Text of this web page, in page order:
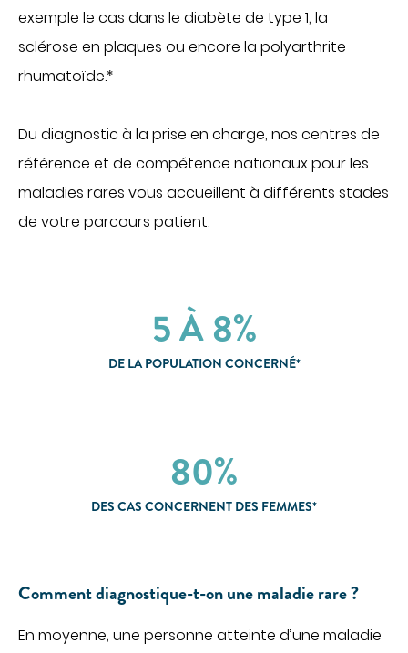
FR EN
Soins palliatifs
Ville-hôpital
CHIRURGIE
Chirurgie gynécologique et mammaire
Chirurgie orthopédique et traumatologique
Chirurgie urologique
OBSTÉTRIQUE
Notre organisation
Notre politique culturelle
exemple le cas dans le diabète de type 1, la
sclérose en plaques ou encore la polyarthrite
rhumatoïde.*
Du diagnostic à la prise en charge, nos centres de
référence et de compétence nationaux pour les
maladies rares vous accueillent à différents stades
de votre parcours patient.
5 À 8%
DE LA POPULATION CONCERNÉ*
80%
DES CAS CONCERNENT DES FEMMES*
Comment diagnostique-t-on une maladie rare ?
En moyenne, une personne atteinte d’une maladie